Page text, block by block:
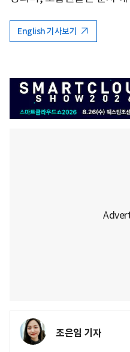
English 기사보기
조은임 기자